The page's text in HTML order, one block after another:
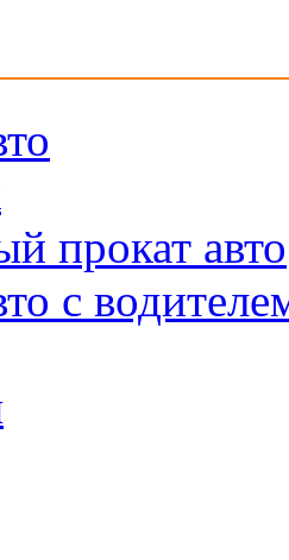
прокат авто
с